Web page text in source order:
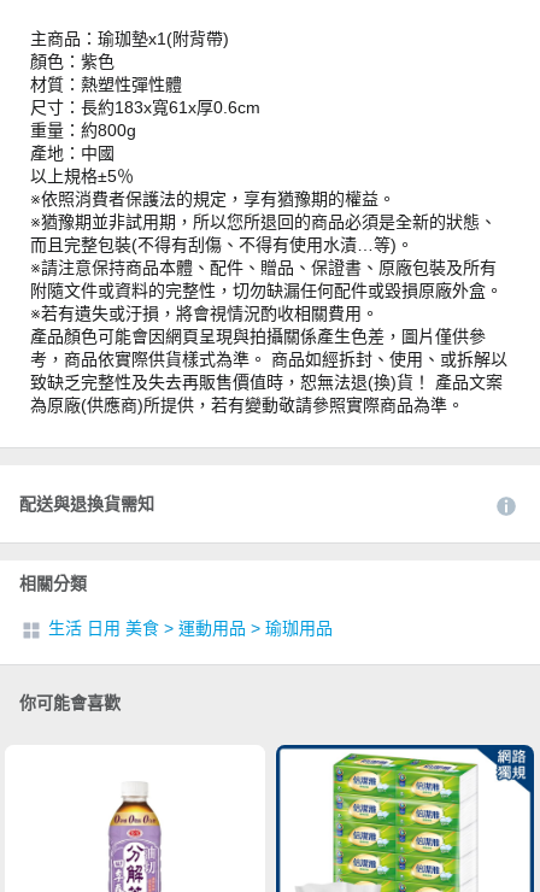
主商品：瑜珈墊x1(附背帶)
顏色：紫色
材質：熱塑性彈性體
尺寸：長約183x寬61x厚0.6cm
重量：約800g
產地：中國
以上規格±5％
※依照消費者保護法的規定，享有猶豫期的權益。
※猶豫期並非試用期，所以您所退回的商品必須是全新的狀態、
而且完整包裝(不得有刮傷、不得有使用水漬…等)。
※請注意保持商品本體、配件、贈品、保證書、原廠包裝及所有
附隨文件或資料的完整性，切勿缺漏任何配件或毀損原廠外盒。
※若有遺失或汙損，將會視情況酌收相關費用。
產品顏色可能會因網頁呈現與拍攝關係產生色差，圖片僅供參
考，商品依實際供貨樣式為準。 商品如經拆封、使用、或拆解以
致缺乏完整性及失去再販售價值時，恕無法退(換)貨！ 產品文案
為原廠(供應商)所提供，若有變動敬請參照實際商品為準。
配送與退換貨需知
相關分類
生活 日用 美食 > 運動用品 > 瑜珈用品
你可能會喜歡